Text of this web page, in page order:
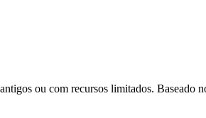
ou com recursos limitados.